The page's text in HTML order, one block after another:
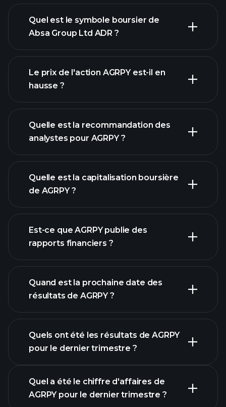
graphique avancé
Quel est le symbole boursier de
Absa Group Ltd ADR ?
Le prix de l'action AGRPY est-il en
hausse ?
graphique de AGRPY
Quelle est la recommandation des
analystes pour AGRPY ?
Quelle est la capitalisation boursière
de AGRPY ?
liste d'actions
Est-ce que AGRPY publie des
rapports financiers ?
finances de
AGRPY
Quand est la prochaine date des
résultats de AGRPY ?
Calendrier des résultats
Quels ont été les résultats de AGRPY
pour le dernier trimestre ?
Quel a été le chiffre d'affaires de
AGRPY pour le dernier trimestre ?